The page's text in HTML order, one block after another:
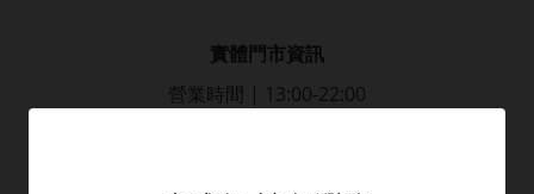
實體門市資訊
營業時間 | 13:00-22:00